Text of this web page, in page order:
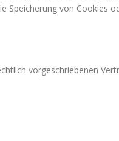
Speicherung von Cookies
vorgeschriebenen